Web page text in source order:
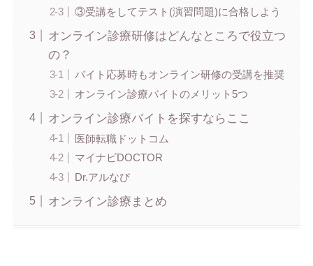
③受講をしてテスト(演習問題)に合格しよう
オンライン診療研修はどんなところで役立つ
の？
バイト応募時もオンライン研修の受講を推奨
オンライン診療バイトのメリット5つ
オンライン診療バイトを探すならここ
医師転職ドットコム
マイナビDOCTOR
Dr.アルなび
オンライン診療まとめ